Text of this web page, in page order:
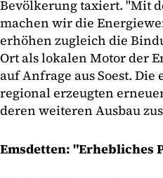
Bevölkerung taxiert. "Mit
machen wir die
erhöhen zugleich die
Ort als lokalen Motor der
auf Anfrage aus Soest.
regional erzeugten
deren weiteren Ausbau
Emsdetten: "Erhebliches